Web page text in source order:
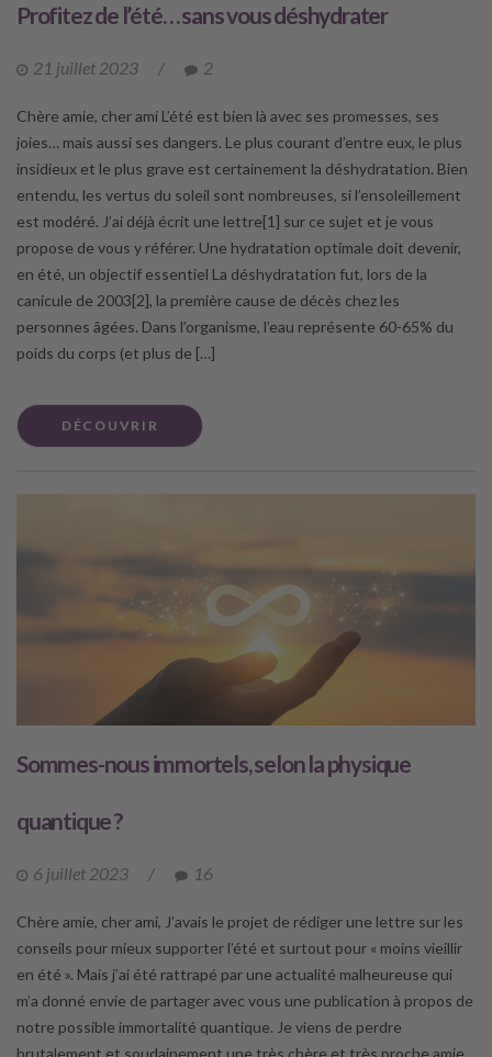
Profitez de l’été… sans vous déshydrater
21 juillet 2023 / 2
Chère amie, cher ami L’été est bien là avec ses promesses, ses
joies… mais aussi ses dangers. Le plus courant d’entre eux, le plus
insidieux et le plus grave est certainement la déshydratation. Bien
entendu, les vertus du soleil sont nombreuses, si l’ensoleillement
est modéré. J’ai déjà écrit une lettre[1] sur ce sujet et je vous
propose de vous y référer. Une hydratation optimale doit devenir,
en été, un objectif essentiel La déshydratation fut, lors de la
canicule de 2003[2], la première cause de décès chez les
personnes âgées. Dans l’organisme, l’eau représente 60-65% du
poids du corps (et plus de […]
DÉCOUVRIR
Sommes-nous immortels, selon la physique
quantique ?
6 juillet 2023 / 16
Chère amie, cher ami, J’avais le projet de rédiger une lettre sur les
conseils pour mieux supporter l’été et surtout pour « moins vieillir
en été ». Mais j’ai été rattrapé par une actualité malheureuse qui
m’a donné envie de partager avec vous une publication à propos de
notre possible immortalité quantique. Je viens de perdre
brutalement et soudainement une très chère et très proche amie,